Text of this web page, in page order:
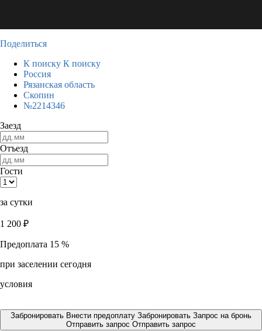
Поделиться
К поиску К поиску
Россия
Рязанская область
Скопин
№2214346
Заезд
Отъезд
Гости
за сутки
1 200 ₽
Предоплата 15 %
при заселении сегодня
условия
Забронировать Внести предоплату Забронировать Запрос на бронь
Отправить запрос Отправить запрос